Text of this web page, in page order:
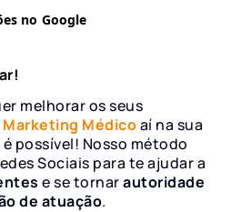
melhorar os seus
Marketing Médicoaí na sua
possível! Nosso método
Sociais para te ajudar a
e se tornarautoridade
de atuação.